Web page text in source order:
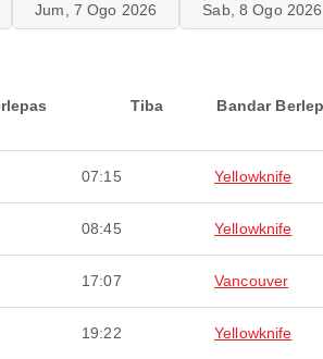
Jum, 7 Ogo 2026 Sab, 8 Ogo 2026
Tiba Bandar
07:15 Yellowknife
08:45 Yellowknife
17:07 Vancouver
19:22 Yellowknife